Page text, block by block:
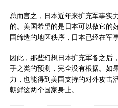
总而言之，日本近年来扩充军事实
的。美国希望的是日本可以做它的
国缔造的地区秩序，日本已经在军
因此，那些幻想日本扩充军备之后
手之类的预测，完全没有根据。如
力，也能得到美国支持的对外攻击
朝鲜这两个国家身上。